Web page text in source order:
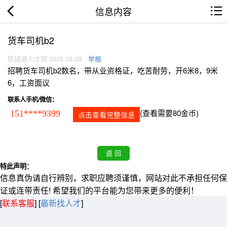
信息内容
货车司机b2
防城港人才网 2026.08.09 举报
招聘货车司机b2数名，带从业资格证，吃苦耐劳，开6米8，9米
6，工资面议
联系人手机/微信：
151****9399 点击查看完整信息 (查看需要80金币)
特此声明：
信息真伪请自行辨别，求职应聘须谨慎，网站对此不承担任何保
证或连带责任! 希望我们的平台能为您带来更多的便利！
[联系客服] [最新找人才]